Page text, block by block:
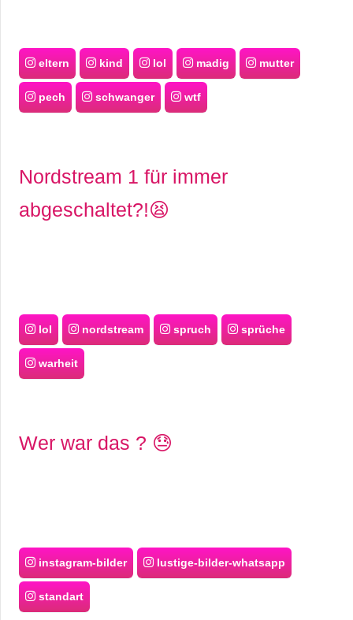
eltern kind lol madig mutter
pech schwanger wtf
Nordstream 1 für immer
abgeschaltet?!😫
lol nordstream spruch sprüche
warheit
Wer war das ? 😓
instagram-bilder lustige-bilder-whatsapp
standart